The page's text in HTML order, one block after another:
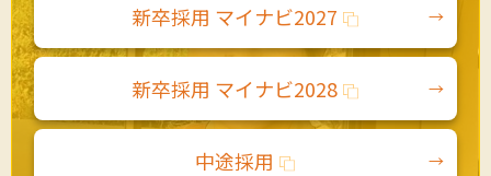
新卒採用 マイナビ2027
新卒採用 マイナビ2028
中途採用